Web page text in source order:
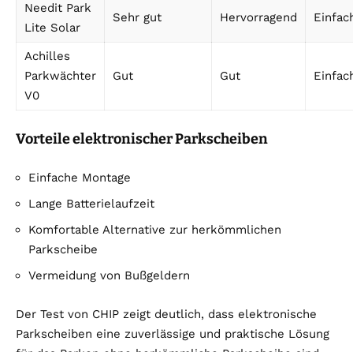
Needit Park
Lite Solar
Sehr gut Hervorragend
Achilles
Parkwächter
V0
Gut Gut
Vorteile elektronischer Parkscheiben
Einfache Montage
Lange Batterielaufzeit
Komfortable Alternative zur herkömmlichen
Parkscheibe
Vermeidung von Bußgeldern
Der Test von CHIP zeigt deutlich, dass elektronische
Parkscheiben eine zuverlässige und praktische Lösung